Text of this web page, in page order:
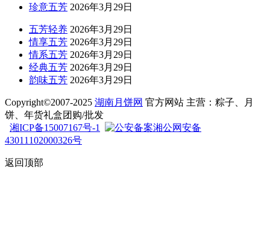
珍意五芳 2026年3月29日
五芳轻养 2026年3月29日
情享五芳 2026年3月29日
情系五芳 2026年3月29日
经典五芳 2026年3月29日
韵味五芳 2026年3月29日
Copyright©2007-2025 湖南月饼网 官方网站 主营：粽子、月
饼、年货礼盒团购/批发
湘ICP备15007167号-1
湘公网安备
43011102000326号
返回顶部